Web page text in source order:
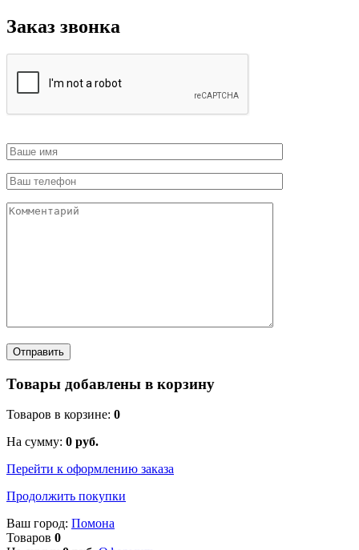
Заказ звонка
Товары добавлены в корзину
Товаров в корзине: 0
На сумму: 0 руб.
Перейти к оформлению заказа
Продолжить покупки
Ваш город: Помона
Товаров 0